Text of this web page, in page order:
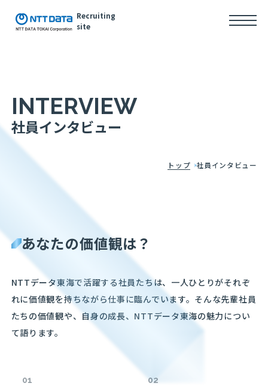
Recruiting
site
INTERVIEW
社員インタビュー
トップ 社員インタビュー
あなたの価値観は？
NTTデータ東海で活躍する社員たちは、一人ひとりがそれぞ
れに価値観を持ちながら仕事に臨んでいます。そんな先輩社員
たちの価値観や、自身の成長、NTTデータ東海の魅力につい
て語ります。
01 02